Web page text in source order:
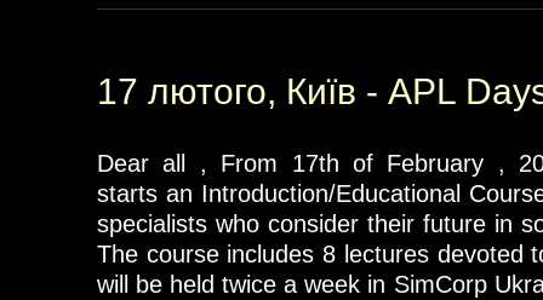
17 лютого, Київ - APL
Dear all , From 17th of February ,
starts an Introduction/Educational
specialists who consider their future in
The course includes 8 lectures devoted
will be held twice a week in SimCorp